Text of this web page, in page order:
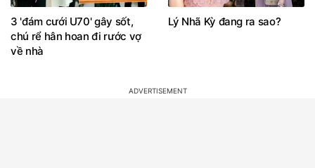
3 'đám cưới U70' gây sốt,
chú rể hân hoan đi rước vợ
về nhà
Lý Nhã Kỳ đang ra sao?